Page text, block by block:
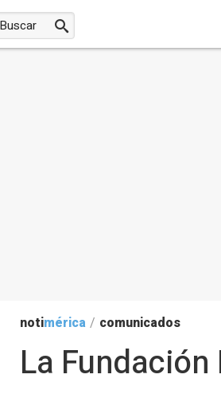
notimérica / comunicados
La